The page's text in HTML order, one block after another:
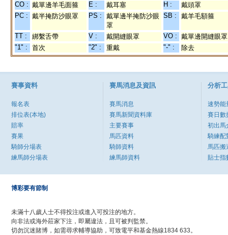
CO : 戴單邊羊毛面箍 E : 戴耳塞 H :
戴頭罩
PC : 戴半掩防沙眼罩 PS :
戴單邊半掩防沙眼
罩
SB : 戴羊毛額箍
TT : 綁繫舌帶 V : 戴開縫眼罩 VO : 戴單邊開縫眼罩
"1" :
首次 "2" : 重戴 "-" : 除去
賽事資料
報名表
排位表(本地)
賠率
賽果
騎師分場表
練馬師分場表
賽馬消息及資訊
賽馬消息
賽馬新聞資料庫
主要賽事
馬匹資料
騎師資料
練馬師資料
分析
速勢能
賽日數
初出馬
騎練配
馬匹搬
貼士指
博彩要有節制
未滿十八歲人士不得投注或進入可投注的地方。
向非法或海外莊家下注，即屬違法，且可被判監禁。
切勿沉迷賭博，如需尋求輔導協助，可致電平和基金熱線1834 633。